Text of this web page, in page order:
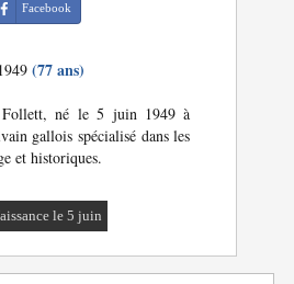
Facebook
(77 ans)
né le 5 juin 1949 à
gallois spécialisé dans les
et historiques.
le 5 juin